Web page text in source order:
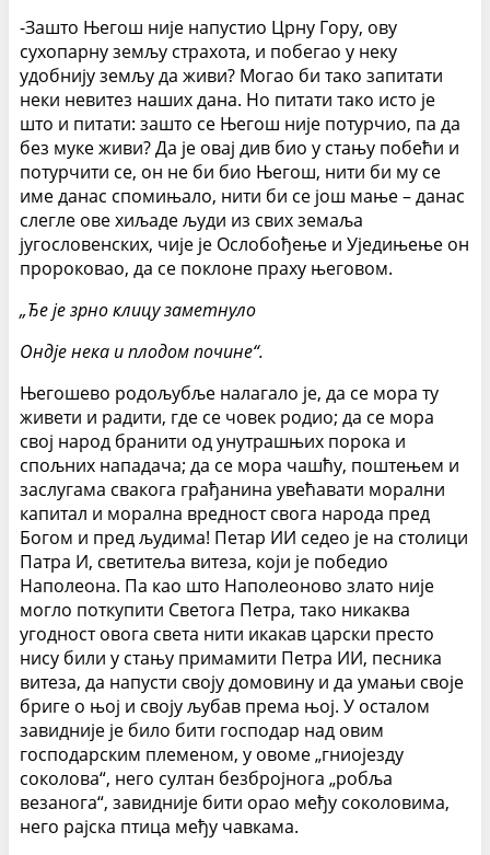
-Зашто Његош није напустио Црну Гору, ову
сухопарну земљу страхота, и побегао у неку
удобнију земљу да живи? Могао би тако запитати
неки невитез наших дана. Но питати тако исто је
што и питати: зашто се Његош није потурчио, па да
без муке живи? Да је овај див био у стању побећи и
потурчити се, он не би био Његош, нити би му се
име данас спомињало, нити би се још мање – данас
слегле ове хиљаде људи из свих земаља
југословенских, чије је Ослобођење и Уједињење он
пророковао, да се поклоне праху његовом.
„Ђе је зрно клицу заметнуло
Ондје нека и плодом почине“.
Његошево родољубље налагало је, да се мора ту
живети и радити, где се човек родио; да се мора
свој народ бранити од унутрашњих порока и
спољних нападача; да се мора чашћу, поштењем и
заслугама свакога грађанина увећавати морални
капитал и морална вредност свога народа пред
Богом и пред људима! Петар ИИ седео је на столици
Патра И, светитеља витеза, који је победио
Наполеона. Па као што Наполеоново злато није
могло поткупити Светога Петра, тако никаква
угодност овога света нити икакав царски престо
нису били у стању примамити Петра ИИ, песника
витеза, да напусти своју домовину и да умањи своје
бриге о њој и своју љубав према њој. У осталом
завидније је било бити господар над овим
господарским племеном, у овоме „гниојезду
соколова“, него султан безбројнога „робља
везанога“, завидније бити орао међу соколовима,
него рајска птица међу чавкама.